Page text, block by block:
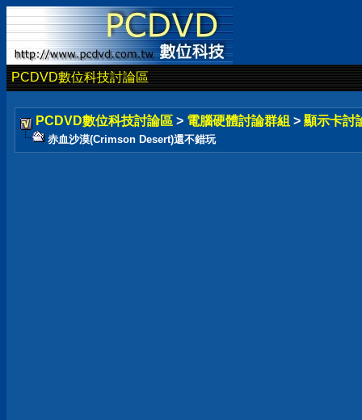
PCDVD數位科技討論區
PCDVD數位科技討論區 > 電腦硬體討論群組 > 顯示卡討
赤血沙漠(Crimson Desert)還不錯玩